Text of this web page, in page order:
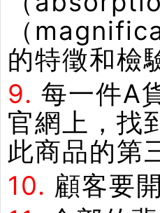
（
的特徵和檢
9. 每一件A
官網上，找
此商品的第
10. 顧客要